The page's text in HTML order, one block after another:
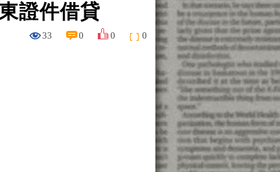
證件借貸
33 0 0 0